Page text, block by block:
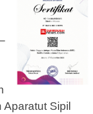
Sipil